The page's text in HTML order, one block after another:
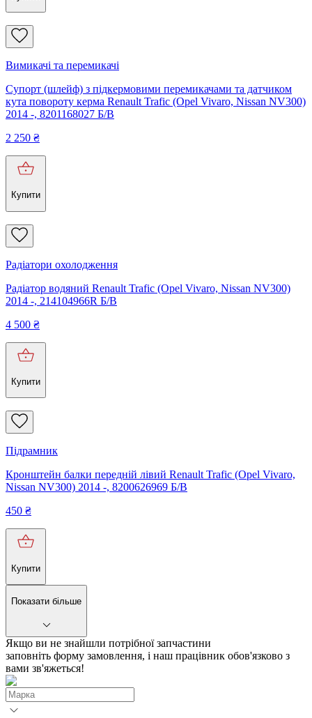
Вимикачі та перемикачі
Супорт (шлейф) з підкермовими перемикачами та датчиком
кута повороту керма Renault Trafic (Opel Vivaro, Nissan NV300)
2014 -, 8201168027 Б/В
2 250 ₴
Купити
Радіатори охолодження
Радіатор водяний Renault Trafic (Opel Vivaro, Nissan NV300)
2014 -, 214104966R Б/В
4 500 ₴
Купити
Підрамник
Кронштейн балки передній лівий Renault Trafic (Opel Vivaro,
Nissan NV300) 2014 -, 8200626969 Б/В
450 ₴
Купити
Показати більше
Якщо ви не знайшли потрібної запчастини
заповніть форму замовлення, і наш працівник обов'язково з
вами зв'яжеться!